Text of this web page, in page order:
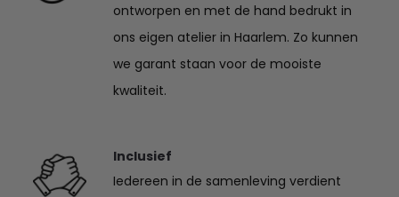
ontworpen en met de hand bedrukt in
ons eigen atelier in Haarlem. Zo kunnen
we garant staan voor de mooiste
kwaliteit.
Inclusief
Iedereen in de samenleving verdient